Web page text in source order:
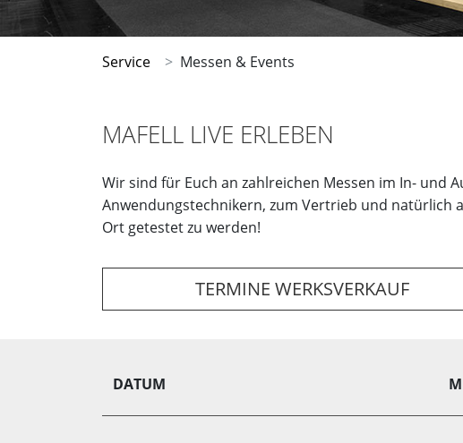
Service Messen & Events
MAFELL LIVE ERLEBEN
Wir sind für Euch an zahlreichen Messen im In- und
Anwendungstechnikern, zum Vertrieb und natürlich
Ort getestet zu werden!
TERMINE WERKSVERKAUF
DATUM